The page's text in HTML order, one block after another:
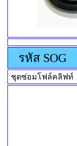
รหัส SOG
ชุดซ่อมโฟล์คลิฟท์